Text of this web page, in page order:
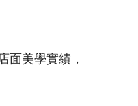
面美學實績，